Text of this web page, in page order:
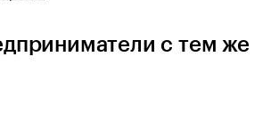
с тем же